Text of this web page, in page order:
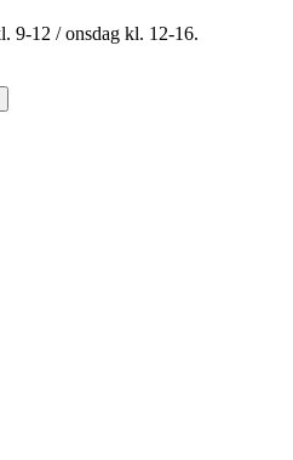
9-12 / onsdag kl. 12-16.